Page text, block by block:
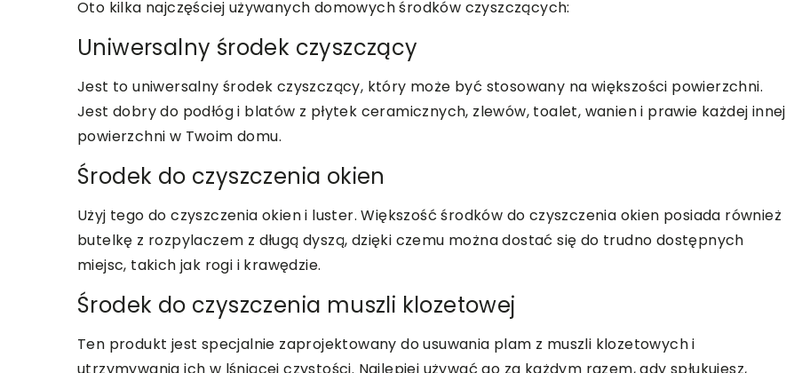
Oto kilka najczęściej używanych domowych środków czyszczących:
Uniwersalny środek czyszczący
Jest to uniwersalny środek czyszczący, który może być stosowany na większości powierzchni.
Jest dobry do podłóg i blatów z płytek ceramicznych, zlewów, toalet, wanien i prawie każdej innej
powierzchni w Twoim domu.
Środek do czyszczenia okien
Użyj tego do czyszczenia okien i luster. Większość środków do czyszczenia okien posiada również
butelkę z rozpylaczem z długą dyszą, dzięki czemu można dostać się do trudno dostępnych
miejsc, takich jak rogi i krawędzie.
Środek do czyszczenia muszli klozetowej
Ten produkt jest specjalnie zaprojektowany do usuwania plam z muszli klozetowych i